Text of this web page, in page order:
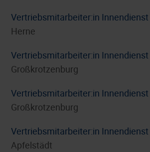
Vertriebsmitarbeiter:in
Herne
Vertriebsmitarbeiter:in
Großkrotzenburg
Vertriebsmitarbeiter:in
Großkrotzenburg
Vertriebsmitarbeiter:in
Apfelstädt